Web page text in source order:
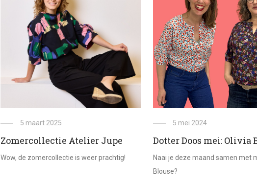
5 maart 2025
Zomercollectie Atelier Jupe
Wow, de zomercollectie is weer prachtig!
5 mei 2024
Dotter Doos mei: Olivia
Naai je deze maand samen met
Blouse?